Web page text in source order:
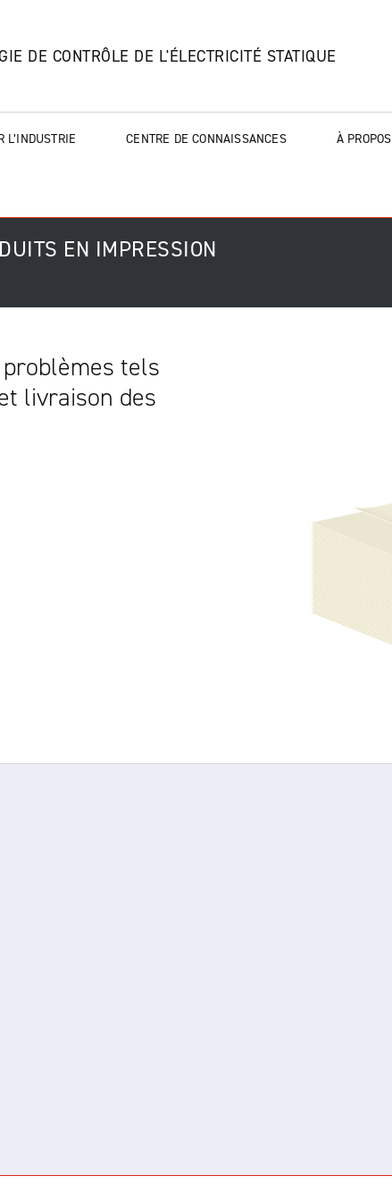
DE CONTRÔLE DE L'ÉLECTRICITÉ STATIQUE
L’INDUSTRIE CENTRE DE CONNAISSANCES À PROPOS
EN IMPRESSION
tels
livraison des